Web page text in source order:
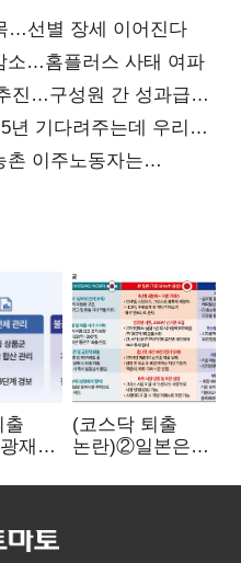
…선별 장세 이어진다
소…홈플러스 사태 여파
진…구성원 간 성과급
기다려주는데 우리는
한 코스닥 구하기
촌 이주노동자는
출
재
지는
(코스닥 퇴출
논란)②일본은
기다려주는데